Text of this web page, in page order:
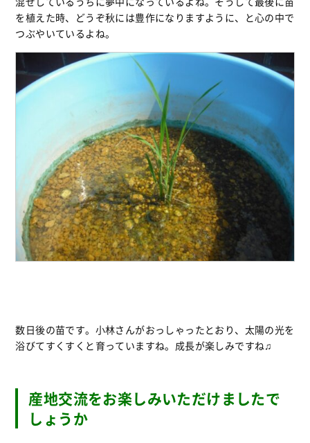
を植えた時、どうぞ秋には豊作になりますように、と心の中で
つぶやいているよね。
数日後の苗です。小林さんがおっしゃったとおり、太陽の光を
浴びてすくすくと育っていますね。成長が楽しみですね♫
産地交流をお楽しみいただけましたで
しょうか